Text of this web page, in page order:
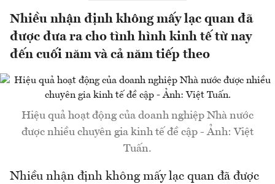
Nhiều nhận định không mấy lạc quan đã
được đưa ra cho tình hình kinh tế từ nay
đến cuối năm và cả năm tiếp theo
Hiệu quả hoạt động của doanh nghiệp Nhà nước
được nhiều chuyên gia kinh tế đề cập - Ảnh: Việt
Tuấn.
Nhiều nhận định không mấy lạc quan đã được